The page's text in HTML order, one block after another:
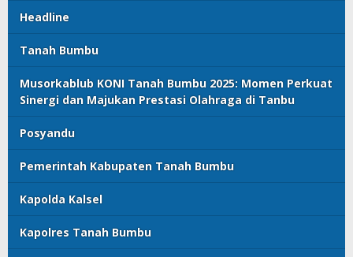
Headline
Tanah Bumbu
Musorkablub KONI Tanah Bumbu 2025: Momen Perkuat
Sinergi dan Majukan Prestasi Olahraga di Tanbu
Posyandu
Pemerintah Kabupaten Tanah Bumbu
Kapolda Kalsel
Kapolres Tanah Bumbu